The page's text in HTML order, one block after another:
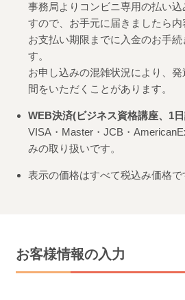
事務局よりコンビニ専用の払い
すので、お手元に届きましたら内
お支払い期限までに入金のお手
す。
お申し込みの混雑状況により、
間をいただくことがあります。
WEB決済(ビジネス資格講座、1
VISA・Master・JCB・
みの取り扱いです。
表示の価格はすべて税込み価格で
お客様情報の入力